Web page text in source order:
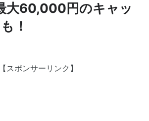
60,000円のキャッ
！
【スポンサーリンク】